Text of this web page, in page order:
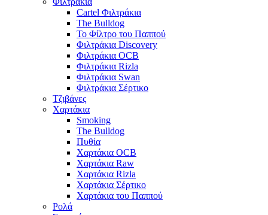
Cartel Φιλτράκια
The Bulldog
Το Φίλτρο του Παππού
Φιλτράκια Discovery
Φιλτράκια OCB
Φιλτράκια Rizla
Φιλτράκια Swan
Φιλτράκια Σέρτικο
Τζιβάνες
Χαρτάκια
Smoking
The Bulldog
Πυθία
Χαρτάκια OCB
Χαρτάκια Raw
Χαρτάκια Rizla
Χαρτάκια Σέρτικο
Χαρτάκια του Παππού
Ρολά